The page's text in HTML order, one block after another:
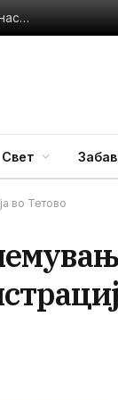
Милица Тодоровиќ го прекина концертот поради важни вести: На средина од настапот, откри што се случило во нејзиното семејство
Свет
во Тетово